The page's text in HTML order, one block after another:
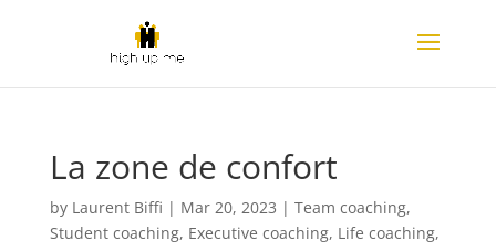
La zone de confort
by Laurent Biffi | Mar 20, 2023 | Team coaching,
Student coaching, Executive coaching, Life coaching,